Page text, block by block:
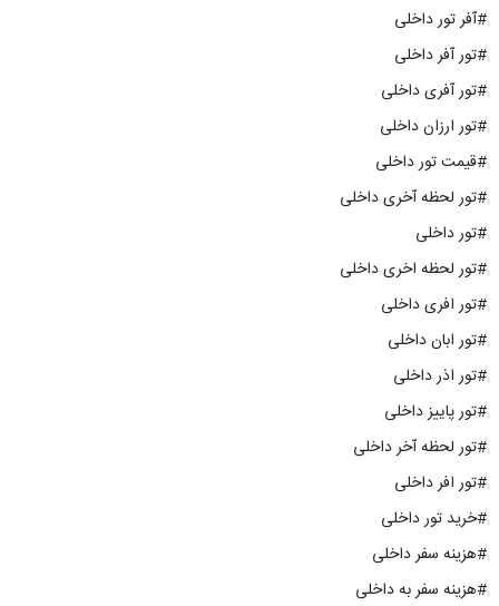
#آفر تور داخلی
#تور آفر داخلی
#تور آفری داخلی
#تور ارزان داخلی
#قیمت تور داخلی
#تور لحظه آخری داخلی
#تور داخلی
#تور لحظه اخری داخلی
#تور افری داخلی
#تور ابان داخلی
#تور اذر داخلی
#تور پاییز داخلی
#تور لحظه آخر داخلی
#تور افر داخلی
#خرید تور داخلی
#هزینه سفر داخلی
#هزینه سفر به داخلی